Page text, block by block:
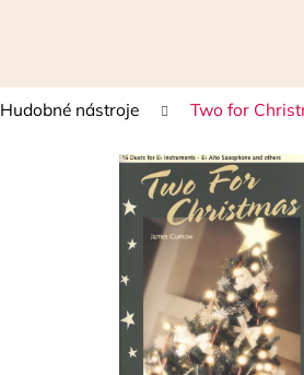
Hudobné nástroje Two for
Čo potrebujete nájsť?
Odporúčame